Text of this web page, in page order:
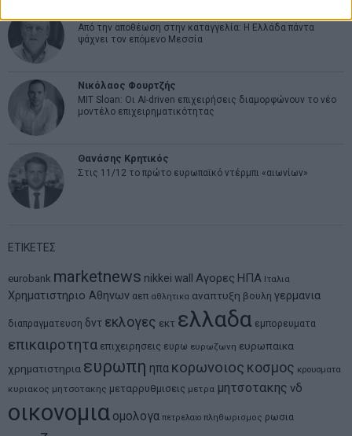
Από την αποθέωση στην καταγγελία: Η Ελλάδα πάντα
ψάχνει τον επόμενο Μεσσία
Νικόλαος Φουρτζής
MIT Sloan: Οι AI-driven επιχειρήσεις διαμορφώνουν το νέο
μοντέλο επιχειρηματικότητας
Θανάσης Κρητικός
Στις 11/12 το πρώτο ευρωπαϊκό ντέρμπι «αιωνίων»
ΕΤΙΚΕΤΕΣ
eurobank marketnews nikkei wall Αγορες ΗΠΑ Ιταλια
Χρηματιστηριο Αθηνων αεπ αθλητικα αναπτυξη βουλη γερμανια
διαπραγματευση δντ εκλογες εκτ ελλαδα εμπορευματα
επικαιροτητα επιχειρησεις ευρω ευρωζωνη ευρωπαικα
χρηματιστηρια ευρωπη ηπα κορωνοιος κοσμος κρουσματα
κυριακος μητσοτακης μεταρρυθμισεις μετρα μητσοτακης νδ
οικονομια ομολογα πετρελαιο πληθωρισμος ρωσια